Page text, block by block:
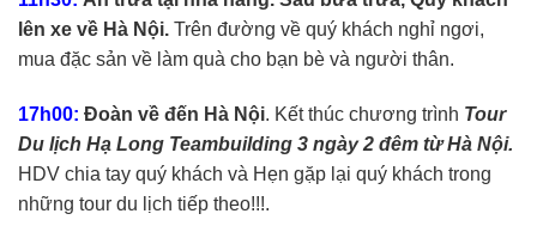
lên xe về Hà Nội. Trên đường về quý khách nghỉ ngơi,
mua đặc sản về làm quà cho bạn bè và người thân.
17h00: Đoàn về đến Hà Nội. Kết thúc chương trình Tour
Du lịch Hạ Long Teambuilding 3 ngày 2 đêm từ Hà Nội.
HDV chia tay quý khách và Hẹn gặp lại quý khách trong
những tour du lịch tiếp theo!!!.